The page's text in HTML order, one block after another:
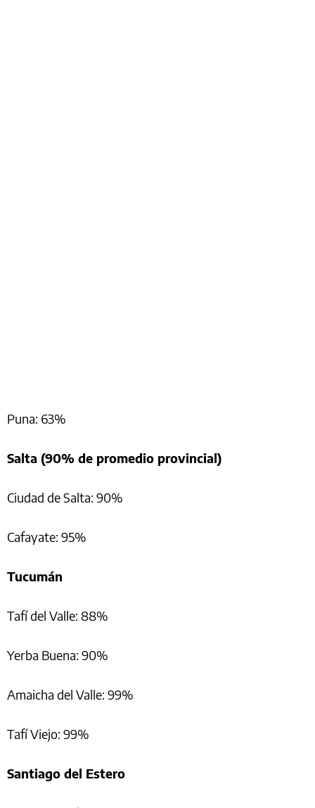
Puna: 63%
Salta (90% de promedio provincial)
Ciudad de Salta: 90%
Cafayate: 95%
Tucumán
Tafí del Valle: 88%
Yerba Buena: 90%
Amaicha del Valle: 99%
Tafí Viejo: 99%
Santiago del Estero